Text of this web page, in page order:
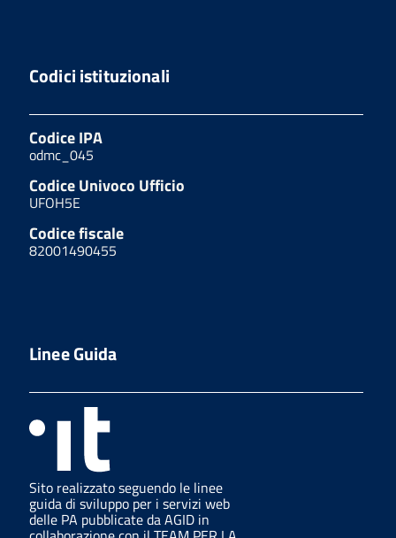
Codici istituzionali
Codice IPA
odmc_045
Codice Univoco Ufficio
UFOH5E
Codice fiscale
82001490455
Linee Guida
Sito realizzato seguendo le linee
guida di sviluppo per i servizi web
delle PA pubblicate da AGID in